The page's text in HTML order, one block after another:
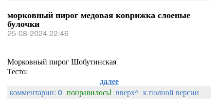
морковный пирог медовая коврижка слоеные
булочки
25-08-2024 22:46
Морковный пирог Шобутинская
Тесто:
далее
комментарии: 0 понравилось! вверх^ к полной версии